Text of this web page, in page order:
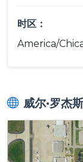
时区：
America/
威尔·罗杰